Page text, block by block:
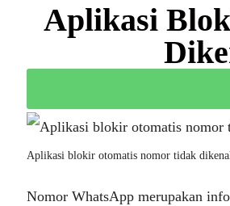
Aplikasi
Aplikasi blokir otomatis nomor tidak
Nomor WhatsApp merupakan